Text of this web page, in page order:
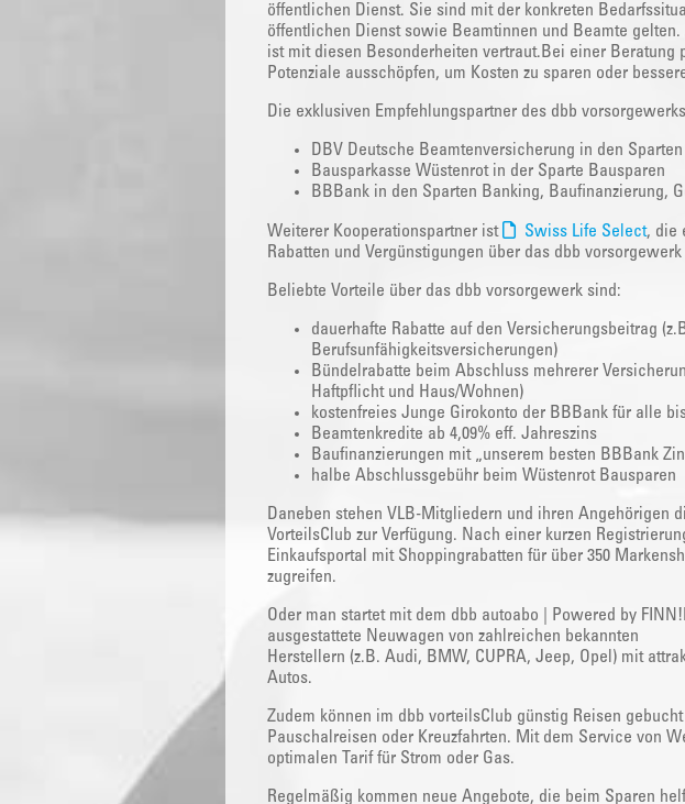
öffentlichen Dienst. Sie sind mit der konkreten
öffentlichen Dienst sowie Beamtinnen und Beamte
ist mit diesen Besonderheiten vertraut.Bei einer
Potenziale ausschöpfen, um Kosten zu sparen oder
Die exklusiven Empfehlungspartner des dbb
DBV Deutsche Beamtenversicherung in den
Bausparkasse Wüstenrot in der Sparte Bausparen
BBBank in den Sparten Banking, Baufinanzierung,
Weiterer Kooperationspartner ist Swiss Life Select, die
Rabatten und Vergünstigungen über das dbb
Beliebte Vorteile über das dbb vorsorgewerk sind:
dauerhafte Rabatte auf den Versicherungsbeitrag
Berufsunfähigkeitsversicherungen)
Bündelrabatte beim Abschluss mehrerer
Haftpflicht und Haus/Wohnen)
kostenfreies Junge Girokonto der BBBank für alle
Beamtenkredite ab 4,09% eff. Jahreszins
Baufinanzierungen mit „unserem besten BBBank
halbe Abschlussgebühr beim Wüstenrot Bausparen
Daneben stehen VLB-Mitgliedern und ihren Angehörigen
VorteilsClub zur Verfügung. Nach einer kurzen
Einkaufsportal mit Shoppingrabatten für über 350
zugreifen.
Oder man startet mit dem dbb autoabo | Powered by
ausgestattete Neuwagen von zahlreichen bekannten
Herstellern (z.B. Audi, BMW, CUPRA, Jeep, Opel) mit
Autos.
Zudem können im dbb vorteilsClub günstig Reisen
Pauschalreisen oder Kreuzfahrten. Mit dem Service von
optimalen Tarif für Strom oder Gas.
Regelmäßig kommen neue Angebote, die beim Sparen